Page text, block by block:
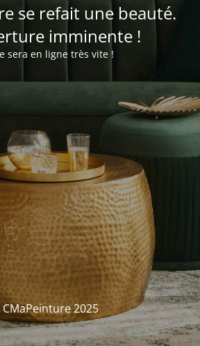
se refait une beauté.
imminente !
sera en ligne très vite !
2025